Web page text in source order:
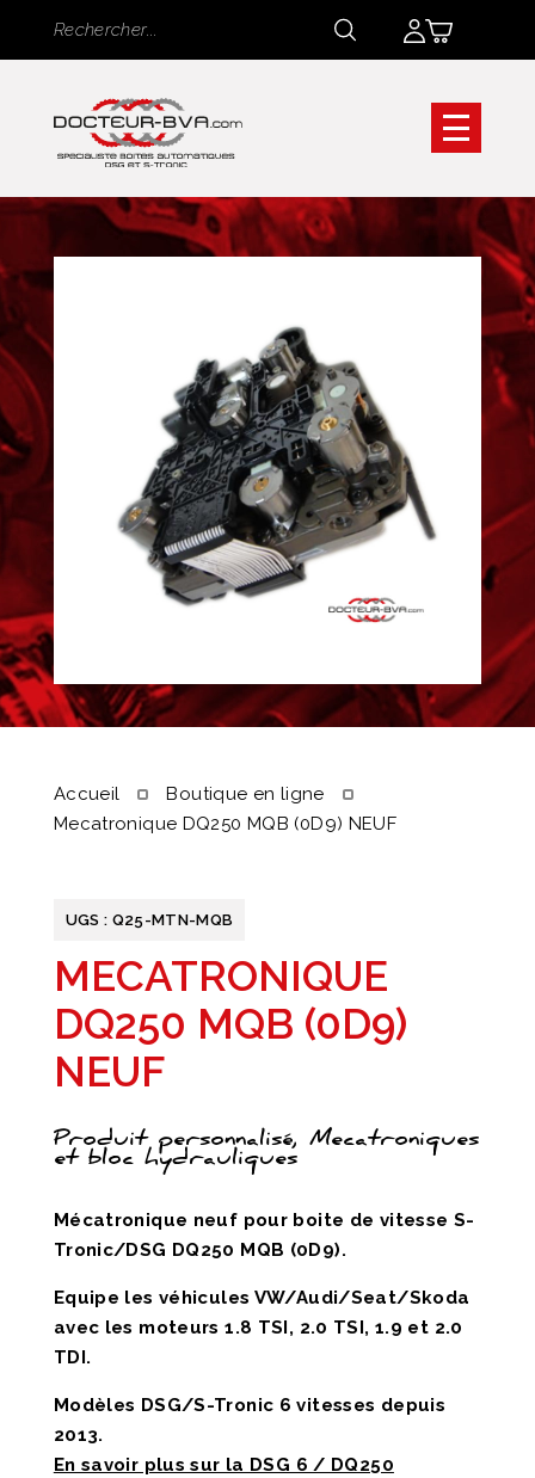
Rechercher
Rechercher
Accueil
Boutique en ligne
Mecatronique DQ250 MQB (0D9) NEUF
UGS : Q25-MTN-MQB
MECATRONIQUE
DQ250 MQB (0D9)
NEUF
Produit personnalisé, Mecatroniques
et bloc hydrauliques
Mécatronique neuf pour boite de vitesse S-
Tronic/DSG DQ250 MQB (0D9).
Equipe les véhicules VW/Audi/Seat/Skoda
avec les moteurs 1.8 TSI, 2.0 TSI, 1.9 et 2.0
TDI.
Modèles DSG/S-Tronic 6 vitesses depuis
2013.
En savoir plus sur la DSG 6 / DQ250